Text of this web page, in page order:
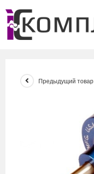
содержимому
Предыдущий товар